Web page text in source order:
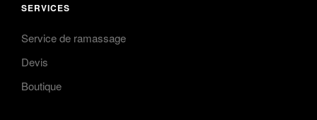
SERVICES
Service de ramassage
Devis
Boutique